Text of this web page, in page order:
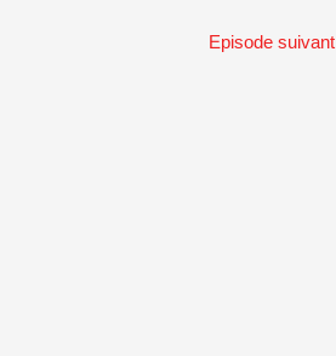
Episode suivant